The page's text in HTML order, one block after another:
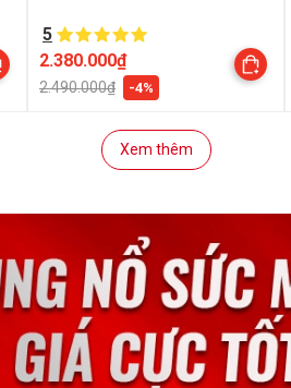
5
2.380.000₫
2.490.000₫ -4%
Xem thêm